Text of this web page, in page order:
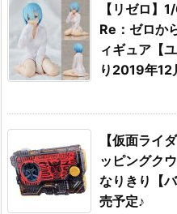
【リゼロ】
Re：ゼロか
ィギュア【
り2019年12
【仮面ライ
ッピングク
なりきり【
売予定♪